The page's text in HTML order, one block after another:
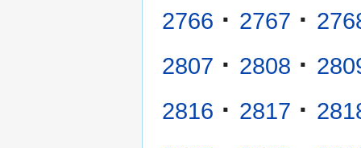
2766 · 2767 ·
2807 · 2808 ·
2816 · 2817 ·